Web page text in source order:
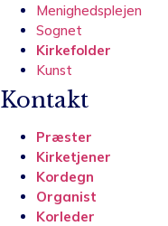
Menighedsplejen
Sognet
Kirkefolder
Kunst
Kontakt
Præster
Kirketjener
Kordegn
Organist
Korleder